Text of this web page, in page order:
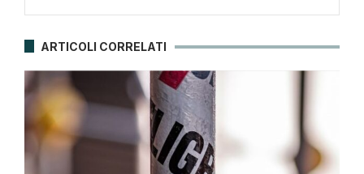
ARTICOLI CORRELATI